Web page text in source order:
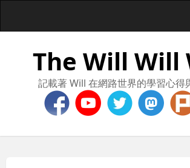
The Will Will
記載著 Will 在網路世界的學習心得